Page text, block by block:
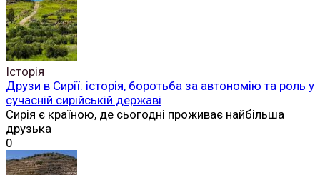
Історія
Друзи в Сирії: історія, боротьба за автономію та роль у
сучасній сирійській державі
Сирія є країною, де сьогодні проживає найбільша
друзька
0